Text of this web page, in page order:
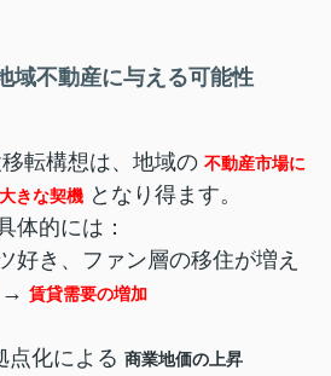
域不動産に与える可能性
転構想は、地域の 不動産市場に
きな契機となり得ます。
体的には：
好き、ファン層の移住が増え
→ 賃貸需要の増加
点化による 商業地価の上昇